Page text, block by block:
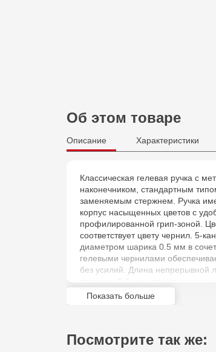
Об этом товаре
Описание Характеристики
Классическая гелевая ручка с
наконечником, стандартным
заменяемым стержнем. Ручка
корпус насыщенных цветов с
профилированной грип-зоной.
соответствует цвету чернил. 5-
диаметром шарика 0.5 мм в
гелевыми чернилами
без усилий. Длина непрерывной
категории.
Показать больше
Посмотрите так же: